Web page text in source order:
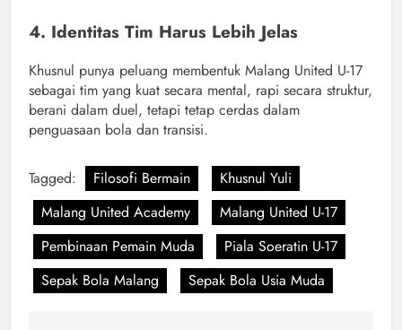
4. Identitas Tim Harus Lebih Jelas
Khusnul punya peluang membentuk Malang United U-17
sebagai tim yang kuat secara mental, rapi secara struktur,
berani dalam duel, tetapi tetap cerdas dalam
penguasaan bola dan transisi.
Tagged: Filosofi Bermain
Khusnul Yuli
Malang United Academy
Malang United U-17
Pembinaan Pemain Muda
Piala Soeratin U-17
Sepak Bola Malang
Sepak Bola Usia Muda